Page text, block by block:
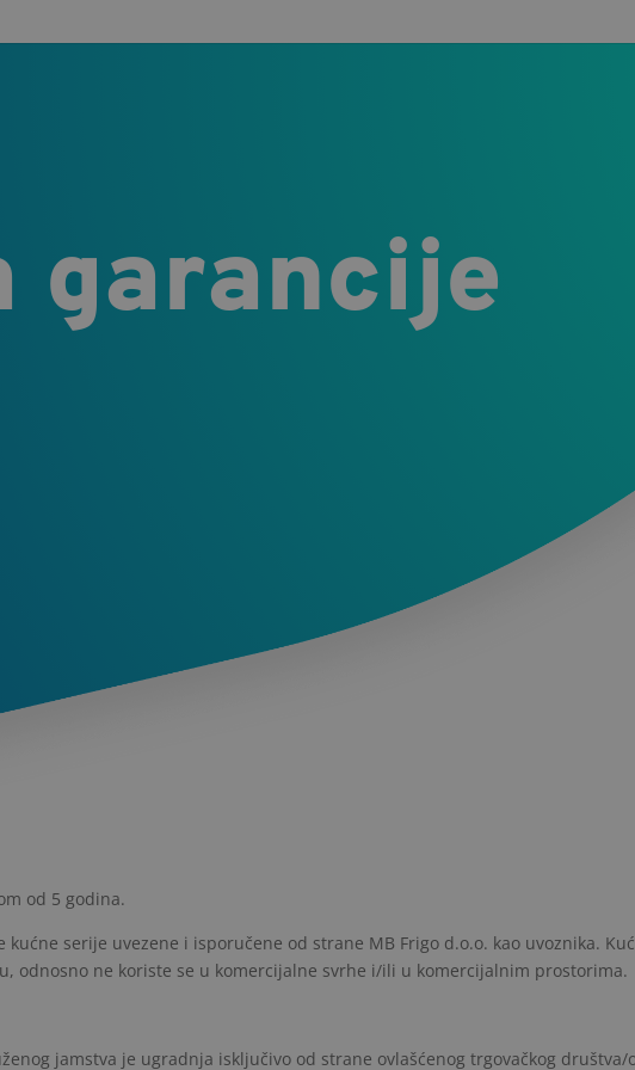
garancije
od 5 godina.
serije uvezene i isporučene od strane MB Frigo d.o.o. kao uvoznika.
odnosno ne koriste se u komercijalne svrhe i/ili u komercijalnim prostorima.
jamstva je ugradnja isključivo od strane ovlašćenog trgovačkog